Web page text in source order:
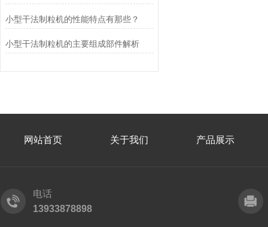
小型干法制粒机的性能特点有那些？
小型干法制粒机的主要组成部件解析
网站首页 关于我们 产品展示
电话
13933878898